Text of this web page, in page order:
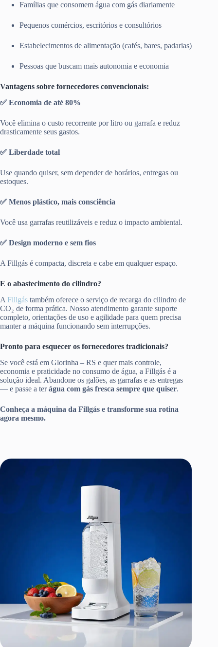
Famílias que consomem água com gás diariamente
Pequenos comércios, escritórios e consultórios
Estabelecimentos de alimentação (cafés, bares, padarias)
Pessoas que buscam mais autonomia e economia
Vantagens sobre fornecedores convencionais:
✅ Economia de até 80%
Você elimina o custo recorrente por litro ou garrafa e reduz
drasticamente seus gastos.
✅ Liberdade total
Use quando quiser, sem depender de horários, entregas ou
estoques.
✅ Menos plástico, mais consciência
Você usa garrafas reutilizáveis e reduz o impacto ambiental.
✅ Design moderno e sem fios
A Fillgás é compacta, discreta e cabe em qualquer espaço.
E o abastecimento do cilindro?
A Fillgás também oferece o serviço de recarga do cilindro de
CO₂ de forma prática. Nosso atendimento garante suporte
completo, orientações de uso e agilidade para quem precisa
manter a máquina funcionando sem interrupções.
Pronto para esquecer os fornecedores tradicionais?
Se você está em Glorinha – RS e quer mais controle,
economia e praticidade no consumo de água, a Fillgás é a
solução ideal. Abandone os galões, as garrafas e as entregas
— e passe a terágua com gás fresca sempre que quiser.
Conheça a máquina da Fillgás e transforme sua rotina
agora mesmo.